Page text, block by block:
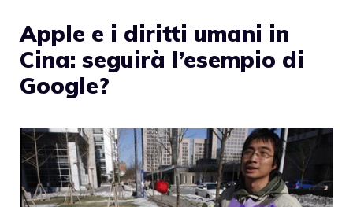
Apple e i diritti umani in
Cina: seguirà l’esempio di
Google?